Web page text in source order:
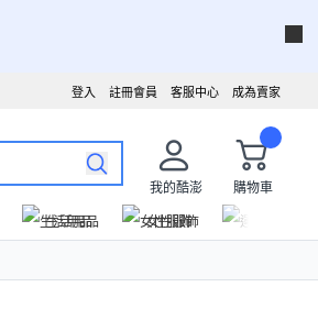
成為賣家
客服中心
註冊會員
登入
我的酷澎
購物車
生活用品 女性服飾